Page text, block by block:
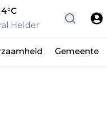
°C
Helder
Gemeente